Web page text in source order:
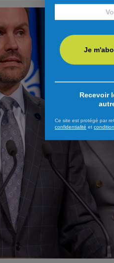
Je
Recevoir
Ce site est protégé par
confidentialité et